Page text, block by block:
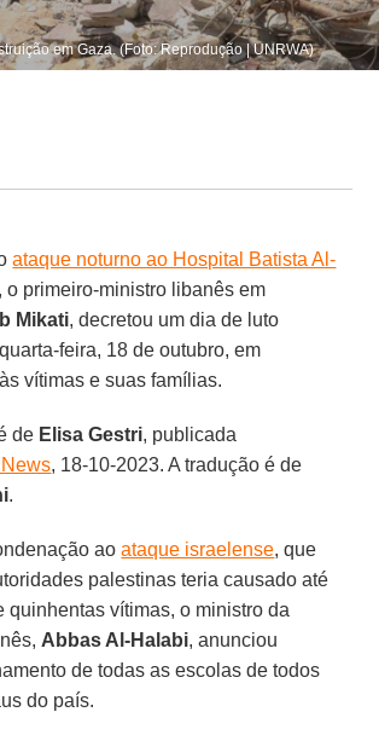
em Gaza. (Foto: Reprodução | UNRWA)
ataque noturno ao Hospital Batista Al-
, o primeiro-ministro libanês em
Mikati, decretou um dia de luto
feira, 18 de outubro, em
vítimas e suas famílias.
de Elisa Gestri, publicada
, 18-10-2023. A tradução é de
.
aoataque israelense, que
palestinas teria causado até
quinhentas vítimas, o ministro da
Abbas Al-Halabi, anunciou
de todas as escolas de todos
do país.